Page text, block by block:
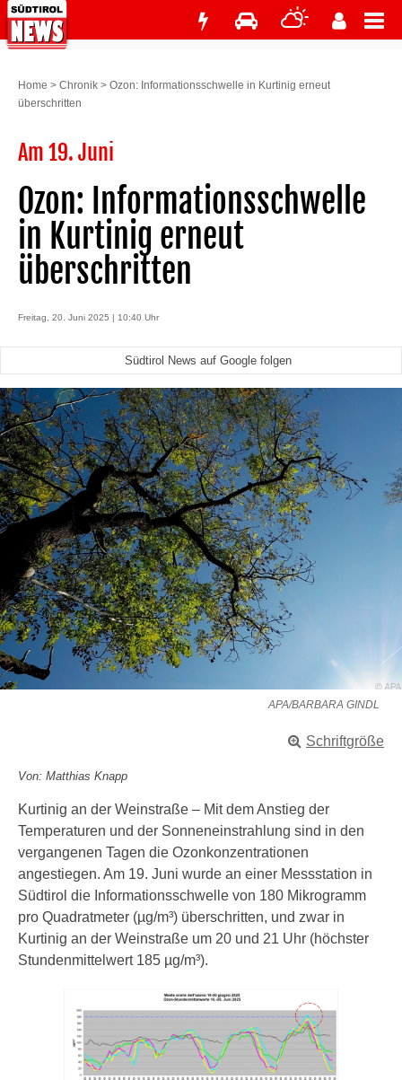
Home > Chronik > Ozon: Informationsschwelle in Kurtinig erneut
überschritten
Am 19. Juni
Ozon: Informationsschwelle
in Kurtinig erneut
überschritten
Freitag, 20. Juni 2025 | 10:40 Uhr
Südtirol News auf Google folgen
APA/BARBARA GINDL
Schriftgröße
Von: Matthias Knapp
Kurtinig an der Weinstraße – Mit dem Anstieg der
Temperaturen und der Sonneneinstrahlung sind in den
vergangenen Tagen die Ozonkonzentrationen
angestiegen. Am 19. Juni wurde an einer Messstation in
Südtirol die Informationsschwelle von 180 Mikrogramm
pro Quadratmeter (µg/m³) überschritten, und zwar in
Kurtinig an der Weinstraße um 20 und 21 Uhr (höchster
Stundenmittelwert 185 µg/m³).